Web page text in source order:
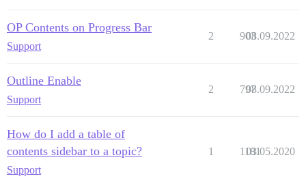
OP Contents on Progress Bar
Support
2 903
08.09.2022
Outline Enable
Support
2 797
08.09.2022
How do I add a table of
contents sidebar to a topic?
Support
1 1181
03.05.2020